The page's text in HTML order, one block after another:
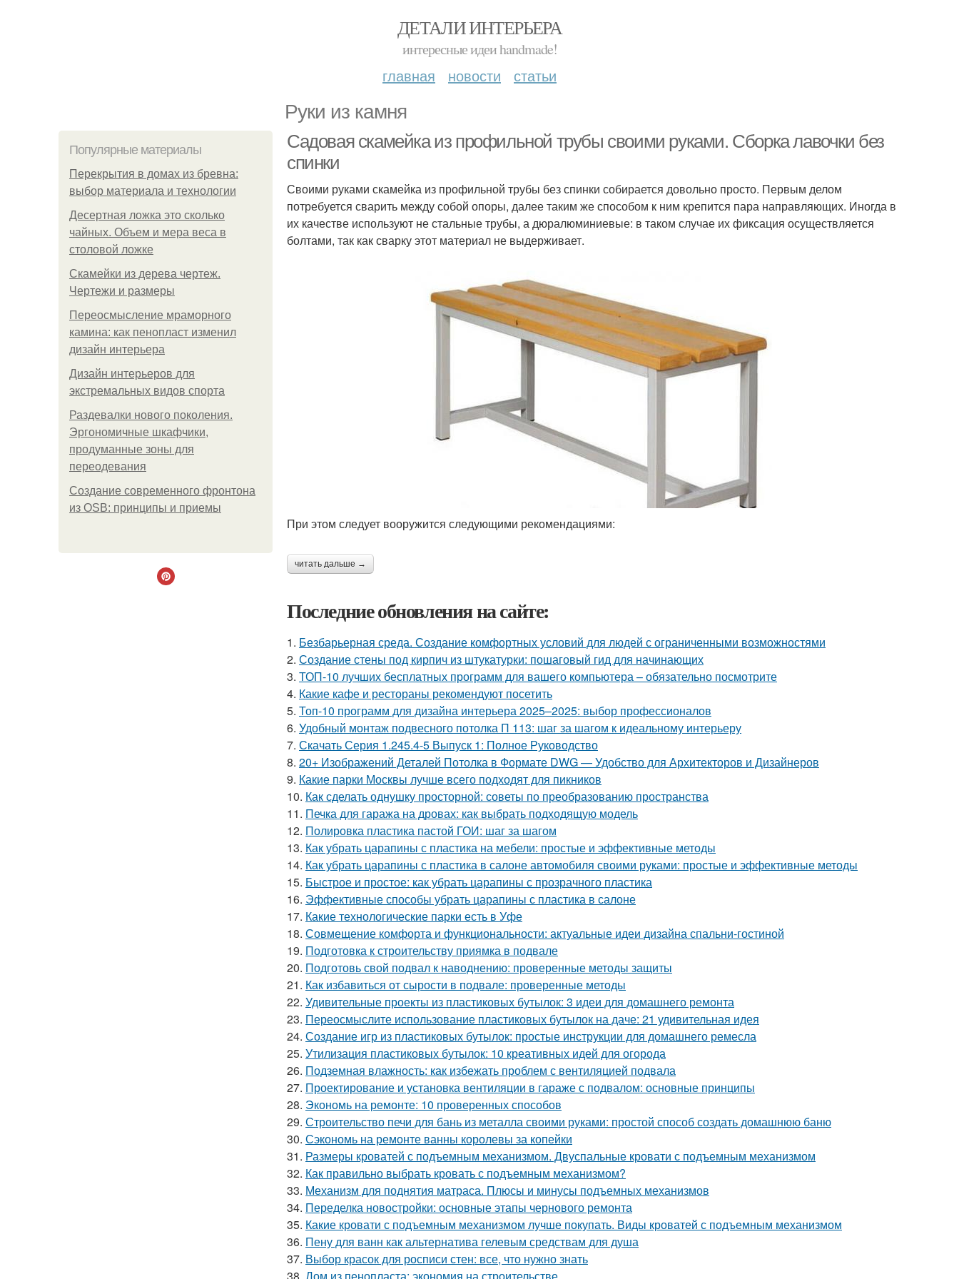
ДЕТАЛИ ИНТЕРЬЕРА
интересные идеи handmade!
главная новости статьи
Руки из камня
Популярные материалы
Перекрытия в домах из бревна:
выбор материала и технологии
Десертная ложка это сколько
чайных. Объем и мера веса в
столовой ложке
Скамейки из дерева чертеж.
Чертежи и размеры
Переосмысление мраморного
камина: как пенопласт изменил
дизайн интерьера
Дизайн интерьеров для
экстремальных видов спорта
Раздевалки нового поколения.
Эргономичные шкафчики,
продуманные зоны для
переодевания
Создание современного фронтона
из OSB: принципы и приемы
Садовая скамейка из профильной трубы своими руками. Сборка лавочки без
спинки
Своими руками скамейка из профильной трубы без спинки собирается довольно просто. Первым делом
потребуется сварить между собой опоры, далее таким же способом к ним крепится пара направляющих. Иногда в
их качестве используют не стальные трубы, а дюралюминиевые: в таком случае их фиксация осуществляется
болтами, так как сварку этот материал не выдерживает.
При этом следует вооружится следующими рекомендациями:
читать дальше →
Последние обновления на сайте:
1. Безбарьерная среда. Создание комфортных условий для людей с ограниченными возможностями
2. Создание стены под кирпич из штукатурки: пошаговый гид для начинающих
3. ТОП-10 лучших бесплатных программ для вашего компьютера – обязательно посмотрите
4. Какие кафе и рестораны рекомендуют посетить
5. Топ-10 программ для дизайна интерьера 2025–2025: выбор профессионалов
6. Удобный монтаж подвесного потолка П 113: шаг за шагом к идеальному интерьеру
7. Скачать Серия 1.245.4-5 Выпуск 1: Полное Руководство
8. 20+ Изображений Деталей Потолка в Формате DWG — Удобство для Архитекторов и Дизайнеров
9. Какие парки Москвы лучше всего подходят для пикников
10. Как сделать однушку просторной: советы по преобразованию пространства
11. Печка для гаража на дровах: как выбрать подходящую модель
12. Полировка пластика пастой ГОИ: шаг за шагом
13. Как убрать царапины с пластика на мебели: простые и эффективные методы
14. Как убрать царапины с пластика в салоне автомобиля своими руками: простые и эффективные методы
15. Быстрое и простое: как убрать царапины с прозрачного пластика
16. Эффективные способы убрать царапины с пластика в салоне
17. Какие технологические парки есть в Уфе
18. Совмещение комфорта и функциональности: актуальные идеи дизайна спальни-гостиной
19. Подготовка к строительству приямка в подвале
20. Подготовь свой подвал к наводнению: проверенные методы защиты
21. Как избавиться от сырости в подвале: проверенные методы
22. Удивительные проекты из пластиковых бутылок: 3 идеи для домашнего ремонта
23. Переосмыслите использование пластиковых бутылок на даче: 21 удивительная идея
24. Создание игр из пластиковых бутылок: простые инструкции для домашнего ремесла
25. Утилизация пластиковых бутылок: 10 креативных идей для огорода
26. Подземная влажность: как избежать проблем с вентиляцией подвала
27. Проектирование и установка вентиляции в гараже с подвалом: основные принципы
28. Экономь на ремонте: 10 проверенных способов
29. Строительство печи для бань из металла своими руками: простой способ создать домашнюю баню
30. Сэкономь на ремонте ванны королевы за копейки
31. Размеры кроватей с подъемным механизмом. Двуспальные кровати с подъемным механизмом
32. Как правильно выбрать кровать с подъемным механизмом?
33. Механизм для поднятия матраса. Плюсы и минусы подъемных механизмов
34. Переделка новостройки: основные этапы чернового ремонта
35. Какие кровати с подъемным механизмом лучше покупать. Виды кроватей с подъемным механизмом
36. Пену для ванн как альтернатива гелевым средствам для душа
37. Выбор красок для росписи стен: все, что нужно знать